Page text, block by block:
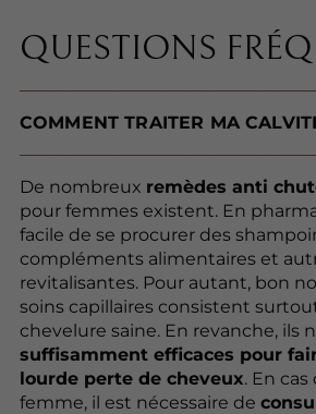
QUESTIONS
COMMENT TRAITER MA
De nombreux remèdes anti
pour femmes existent. En
facile de se procurer des
compléments alimentaires et
revitalisantes. Pour autant, bon
soins capillaires consistent
chevelure saine. En revanche, ils
suffisamment efficaces pour
lourde perte de cheveux. En
femme, il est nécessaire de